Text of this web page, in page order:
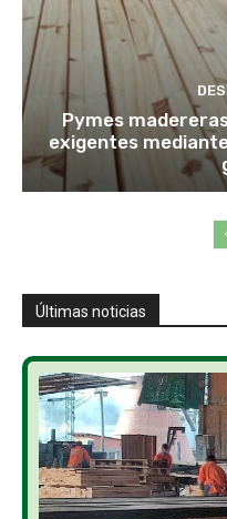
Pymes
exigentes
Últimas noticias